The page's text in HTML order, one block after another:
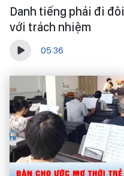
Danh tiếng phải đi đôi
với trách nhiệm
05:36